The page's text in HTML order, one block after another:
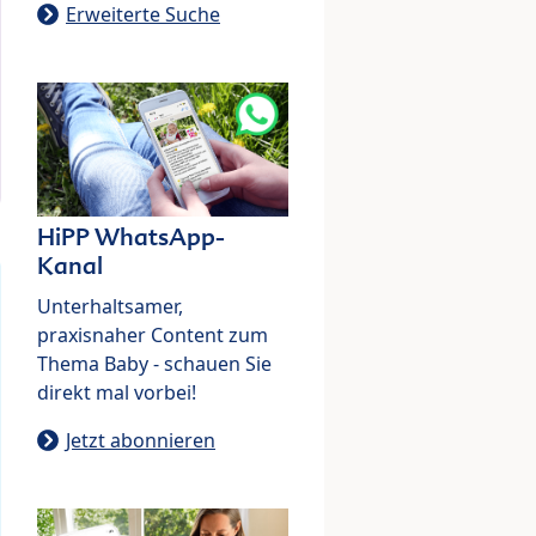
Erweiterte Suche
HiPP WhatsApp-
Kanal
Unterhaltsamer,
praxisnaher Content zum
Thema Baby - schauen Sie
direkt mal vorbei!
Jetzt abonnieren